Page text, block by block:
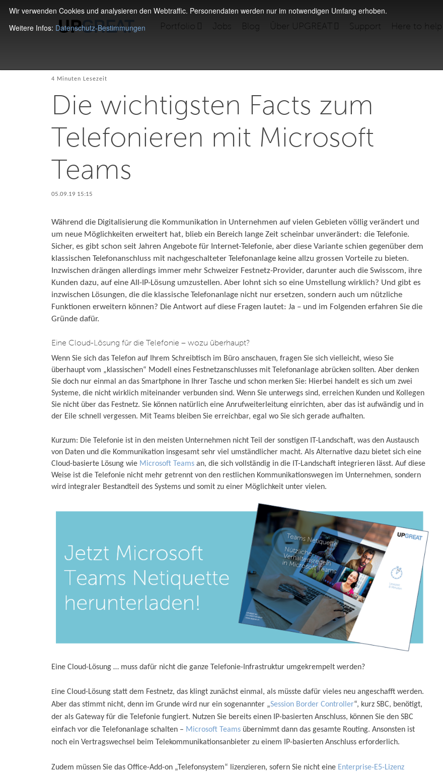
Wir verwenden Cookies und analysieren den Webtraffic. Personendaten werden nur im notwendigen Umfang erhoben.
Weitere Infos: Datenschutz-Bestimmungen Portfolio Jobs Blog Über UPGREAT Support Here to help
4 Minuten Lesezeit
Die wichtigsten Facts zum
Telefonieren mit Microsoft
Teams
05.09.19 15:15
Während die Digitalisierung die Kommunikation in Unternehmen auf vielen Gebieten völlig verändert und
um neue Möglichkeiten erweitert hat, blieb ein Bereich lange Zeit scheinbar unverändert: die Telefonie.
Sicher, es gibt schon seit Jahren Angebote für Internet-Telefonie, aber diese Variante schien gegenüber dem
klassischen Telefonanschluss mit nachgeschalteter Telefonanlage keine allzu grossen Vorteile zu bieten.
Inzwischen drängen allerdings immer mehr Schweizer Festnetz-Provider, darunter auch die Swisscom, ihre
Kunden dazu, auf eine All-IP-Lösung umzustellen. Aber lohnt sich so eine Umstellung wirklich? Und gibt es
inzwischen Lösungen, die die klassische Telefonanlage nicht nur ersetzen, sondern auch um nützliche
Funktionen erweitern können? Die Antwort auf diese Fragen lautet: Ja – und im Folgenden erfahren Sie die
Gründe dafür.
Eine Cloud-Lösung für die Telefonie – wozu überhaupt?
Wenn Sie sich das Telefon auf Ihrem Schreibtisch im Büro anschauen, fragen Sie sich vielleicht, wieso Sie
überhaupt vom „klassischen“ Modell eines Festnetzanschlusses mit Telefonanlage abrücken sollten. Aber denken
Sie doch nur einmal an das Smartphone in Ihrer Tasche und schon merken Sie: Hierbei handelt es sich um zwei
Systeme, die nicht wirklich miteinander verbunden sind. Wenn Sie unterwegs sind, erreichen Kunden und Kollegen
Sie nicht über das Festnetz. Sie können natürlich eine Anrufweiterleitung einrichten, aber das ist aufwändig und in
der Eile schnell vergessen. Mit Teams bleiben Sie erreichbar, egal wo Sie sich gerade aufhalten.
Kurzum: Die Telefonie ist in den meisten Unternehmen nicht Teil der sonstigen IT-Landschaft, was den Austausch
von Daten und die Kommunikation insgesamt sehr viel umständlicher macht. Als Alternative dazu bietet sich eine
Cloud-basierte Lösung wie Microsoft Teams an, die sich vollständig in die IT-Landschaft integrieren lässt. Auf diese
Weise ist die Telefonie nicht mehr getrennt von den restlichen Kommunikationswegen im Unternehmen, sondern
wird integraler Bestandteil des Systems und somit zu einer Möglichkeit unter vielen.
Eine Cloud-Lösung … muss dafür nicht die ganze Telefonie-Infrastruktur umgekrempelt werden?
Eine Cloud-Lösung statt dem Festnetz, das klingt zunächst einmal, als müsste dafür vieles neu angeschafft werden.
Aber das stimmt nicht, denn im Grunde wird nur ein sogenannter „Session Border Controller“, kurz SBC, benötigt,
der als Gateway für die Telefonie fungiert. Nutzen Sie bereits einen IP-basierten Anschluss, können Sie den SBC
einfach vor die Telefonanlage schalten – Microsoft Teams übernimmt dann das gesamte Routing. Ansonsten ist
noch ein Vertragswechsel beim Telekommunikationsanbieter zu einem IP-basierten Anschluss erforderlich.
Zudem müssen Sie das Office-Add-on „Telefonsystem“ lizenzieren, sofern Sie nicht eine Enterprise-E5-Lizenz